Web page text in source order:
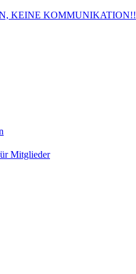
KEINE KOMMUNIKATION!!
Mitglieder